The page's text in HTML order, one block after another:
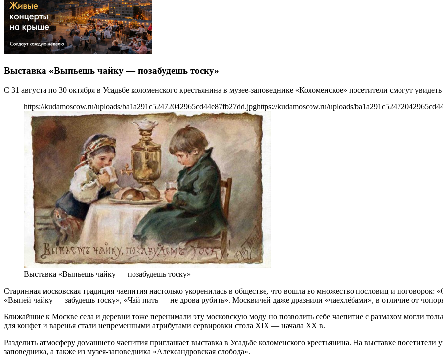
Выставка «Выпьешь чайку — позабудешь тоску»
С 31 августа по 30 октября в Усадьбе коломенского крестьянина в музее-заповеднике «Коломенское» посетители смогут
https://kudamoscow.ru/uploads/ba1a291c52472042965cd44e87fb27dd.jpghttps://kudamoscow.ru/uploads/
Выставка «Выпьешь чайку — позабудешь тоску»
Старинная московская традиция чаепития настолько укоренилась в обществе, что вошла во множество пословиц и поговорок:
«Выпей чайку — забудешь тоску», «Чай пить — не дрова рубить». Москвичей даже дразнили «чаехлёбами», в отличие от
Ближайшие к Москве села и деревни тоже перенимали эту московскую моду, но позволить себе чаепитие с размахом могли
для конфет и варенья стали непременными атрибутами сервировки стола XIX — начала XX в.
Разделить атмосферу домашнего чаепития приглашает выставка в Усадьбе коломенского крестьянина. На выставке
заповедника, а также из музея-заповедника «Александровская слобода».